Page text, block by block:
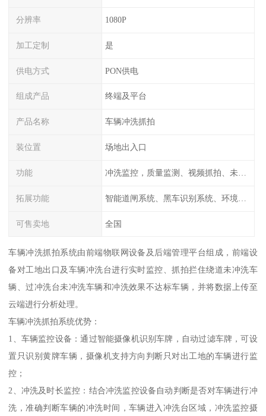
分辨率 1080P
加工定制 是
供电方式 PON供电
组成产品 终端及平台
产品名称 车辆冲洗抓拍
装位置 场地出入口
功能
拓展功能
可售卖地 全国
车辆冲洗抓拍系统由前端物联网设备及后端管理平台组成，前端设
备对工地出口及车辆冲洗台进行实时监控、抓拍拦住绕道未冲洗车
辆、过冲洗台未冲洗车辆和冲洗效果不达标车辆，并将数据上传至
云端进行分析处理。
车辆冲洗抓拍系统优势：
1、车辆监控设备：通过智能摄像机识别车牌，自动过滤车牌，可设
置只识别黄牌车辆，摄像机支持方向判断只对出工地的车辆进行监
控；
2、冲洗及时长监控：结合冲洗监控设备自动判断是否对车辆进行冲
洗，准确判断车辆的冲洗时间，车辆进入冲洗台区域，冲洗监控摄